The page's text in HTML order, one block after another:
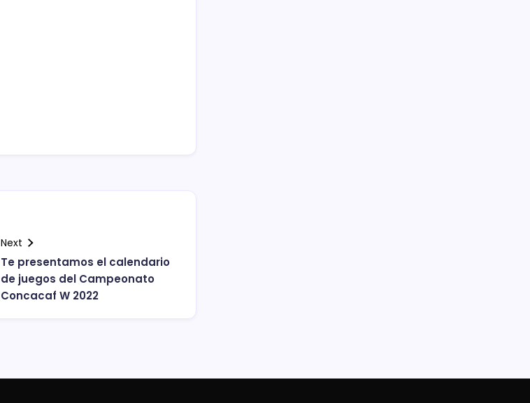
Next
Te presentamos el calendario
de juegos del Campeonato
Concacaf W 2022